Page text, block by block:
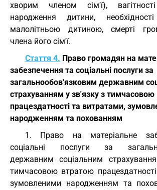
хворим членом сім'ї),
народження дитини,
малолітньою дитиною, смерті
члена його сім'ї.
Стаття 4. Право громадян на
забезпечення та соціальні послуги за
загальнообов'язковим державним
страхуванням у зв'язку з
працездатності та витратами,
народженням та похованням
1. Право на матеріальне
соціальні послуги за
державним соціальним
тимчасовою втратою
зумовленими народженням та